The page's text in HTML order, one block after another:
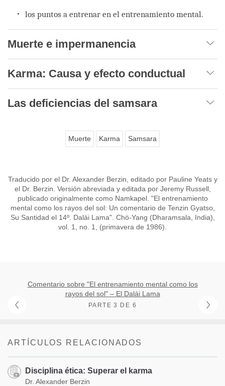
los puntos a entrenar en el entrenamiento mental.
Muerte e impermanencia
Karma: Causa y efecto conductual
Las deficiencias del samsara
Muerte Karma Samsara
Traducido por el Dr. Alexander Berzin, editado por Pauline Yeats y
el Dr. Berzin. Versión abreviada y editada por Jeremy Russell,
publicado originalmente como Namkapel. "El entrenamiento
mental como los rayos del sol: Un comentario de Tenzin Gyatso,
Su Santidad el 14º. Dalái Lama". Chö-Yang (Dharamsala, India),
vol. 1, no. 1, (primavera de 1986).
Comentario sobre "El entrenamiento mental como los
rayos del sol" – El Dalái Lama
PARTE 3 DE 6
ARTÍCULOS RELACIONADOS
Disciplina ética: Superar el karma
Dr. Alexander Berzin